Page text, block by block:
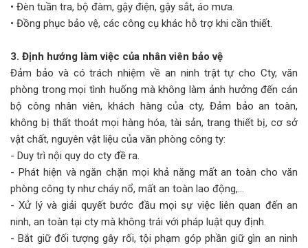
• Đèn tuần tra, bộ đàm, gậy điện, gậy sắt, áo mưa.
• Đồng phục bảo vệ, các công cụ khác hỗ trợ khi cần thiết.
3. Định hướng làm việc của nhân viên bảo vệ
Đảm bảo và có trách nhiệm về an ninh trật tự cho Cty, văn
phòng trong mọi tình huống mà không làm ảnh hưởng đến cán
bộ công nhân viên, khách hàng của cty, Đảm bảo an toàn,
không bị thất thoát mọi hàng hóa, tài sản, trang thiết bị, cơ sở
vật chất, nguyên vật liệu của văn phòng công ty:
- Duy trì nội quy do cty đề ra.
- Phát hiện và ngăn chặn mọi khả năng mất an toàn cho văn
phòng công ty như cháy nổ, mất an toàn lao động,…
- Xử lý và giải quyết bước đầu mọi sự việc liên quan đến an
ninh, an toàn tại cty mà không trái với pháp luật quy định.
- Bắt giữ đối tượng gây rối, tội phạm góp phần giữ gìn an ninh